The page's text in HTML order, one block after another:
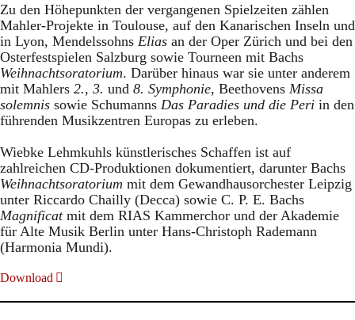
Zu den Höhepunkten der vergangenen Spielzeiten zählen
Mahler-Projekte in Toulouse, auf den Kanarischen Inseln und
in Lyon, Mendelssohns Elias an der Oper Zürich und bei den
Osterfestspielen Salzburg sowie Tourneen mit Bachs
Weihnachtsoratorium. Darüber hinaus war sie unter anderem
mit Mahlers 2., 3. und 8. Symphonie, Beethovens Missa
solemnis sowie Schumanns Das Paradies und die Peri in den
führenden Musikzentren Europas zu erleben.
Wiebke Lehmkuhls künstlerisches Schaffen ist auf
zahlreichen CD-Produktionen dokumentiert, darunter Bachs
Weihnachtsoratorium mit dem Gewandhausorchester Leipzig
unter Riccardo Chailly (Decca) sowie C. P. E. Bachs
Magnificatmit dem RIAS Kammerchor und der Akademie
für Alte Musik Berlin unter Hans-Christoph Rademann
(Harmonia Mundi).
Download